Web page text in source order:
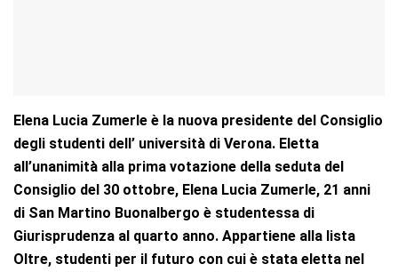
Elena Lucia Zumerle è la nuova presidente del Consiglio
degli studenti dell’ università di Verona. Eletta
all’unanimità alla prima votazione della seduta del
Consiglio del 30 ottobre, Elena Lucia Zumerle, 21 anni
di San Martino Buonalbergo è studentessa di
Giurisprudenza al quarto anno. Appartiene alla lista
Oltre, studenti per il futuro con cui è stata eletta nel